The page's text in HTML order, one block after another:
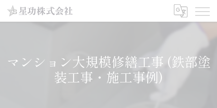
マンション大規模修繕工事 (鉄部塗
装工事・施工事例)